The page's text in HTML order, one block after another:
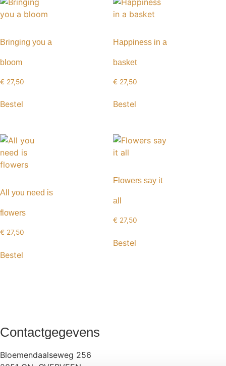
Bringing you a
bloom
€ 27,50
Bestel
Happiness in a
basket
€ 27,50
Bestel
All you need is
flowers
€ 27,50
Bestel
Flowers say it
all
€ 27,50
Bestel
Contactgegevens
Bloemendaalseweg 256